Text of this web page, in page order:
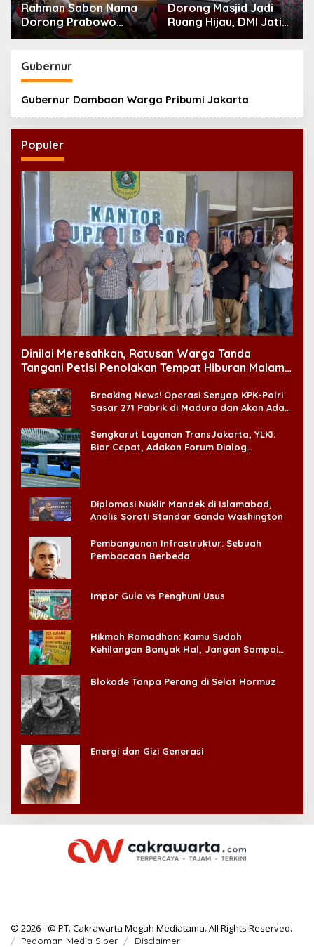
Rahman Sabon Nama
Dorong Prabowo
Perkuat Koordinasi
Perang Iran-Israel
Dorong Masjid Jadi
Ruang Hijau, DMI Jatim
Tanam 300 Bibit
Gubernur
Gubernur Dambaan Warga Pribumi Jakarta
Populer
Dinilai Meresahkan, Ratusan Warga Tanda
Tangani Petisi Penolakan Tempat Hiburan Malam
Breaking News! Operasi Senyap KPK-Polri
Sasar 271 Pabrik di Madura dan Akan Ada
Sengkarut Layanan TransJakarta, YLKI:
Biar Cepat, Adakan Forum Dialog
Diplomasi Nuklir Mandek di Islamabad,
Analis Soroti Standar Ganda Washington
Pembangunan Infrastruktur: Sebuah
Pembacaan Berbeda
Impor Gula vs Penghuni Usus
Hikmah Ramadhan: Kamu Sudah
Kehilangan Banyak Hal, Jangan Sampai
Blokade Tanpa Perang di Selat Hormuz
Energi dan Gizi Generasi
© 2026 - @ PT. Cakrawarta Megah Mediatama. All Rights Reserved.
Pedoman Media Siber Disclaimer